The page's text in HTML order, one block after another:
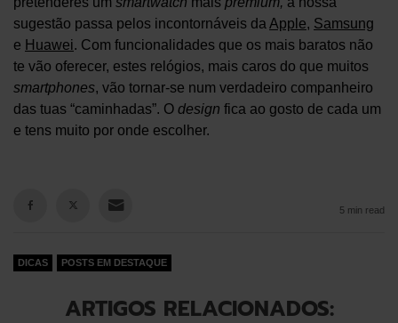
sugestão passa pelos incontornáveis da Apple, Samsung
e Huawei. Com funcionalidades que os mais baratos não
te vão oferecer, estes relógios, mais caros do que muitos
smartphones, vão tornar-se num verdadeiro companheiro
das tuas “caminhadas”. O design fica ao gosto de cada um
e tens muito por onde escolher.
5 min read
DICAS POSTS EM DESTAQUE
ARTIGOS RELACIONADOS: